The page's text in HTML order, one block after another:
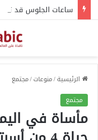
الرئيسية/منوعات/مجتمع
مجتمع
مأساة في